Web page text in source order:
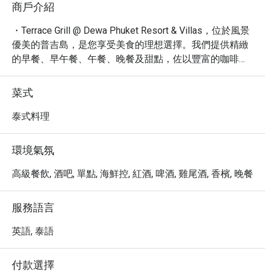
商戶介紹
・Terrace Grill @ Dewa Phuket Resort & Villas，位於風景
優美的普吉島，是您享受美食的理想選擇。我們提供精緻
的早餐、早午餐、午餐、晚餐及甜點，佐以豐富的咖啡、
烈酒、葡萄酒及雞尾酒。餐廳坐擁休閒舒適的氛圍，無論
是獨自用餐、午間小憩或享用豐盛晚餐，都充滿愜意。
・我們的菜單包含多樣化的選擇，從美味的小菜到精心烹
調的主菜，滿足您的味蕾。寬敞的室外雅座、便利的外帶
餐時光。憑藉 4.3 的高評分和 32 則評論，Terrace Grill 致
力於為旅客和當地居民提供難忘的美食體驗。
・透過 Eatigo 預訂 Terrace Grill @ Dewa Phuket Resort &
格，盡情品味普吉島的美食與度假氛圍。
菜式
泰式料理
環境氣氛
高級餐飲, 酒吧, 單點, 海鮮控, 紅酒, 啤酒, 雞尾酒, 香檳, 晚餐
服務語言
英語, 泰語
付款選擇